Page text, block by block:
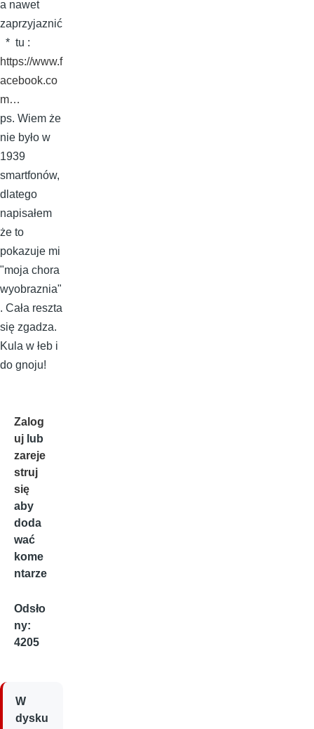
a nawet
zaprzyjaznić
* tu :
https://www.f
acebook.co
m…
ps. Wiem że
nie było w
1939
smartfonów,
dlatego
napisałem
że to
pokazuje mi
"moja chora
wyobraznia"
. Cała reszta
się zgadza.
Kula w łeb i
do gnoju!
Zalog
uj lub
zareje
struj
się
aby
doda
wać
kome
ntarze
Odsło
ny:
4205
W
dysku